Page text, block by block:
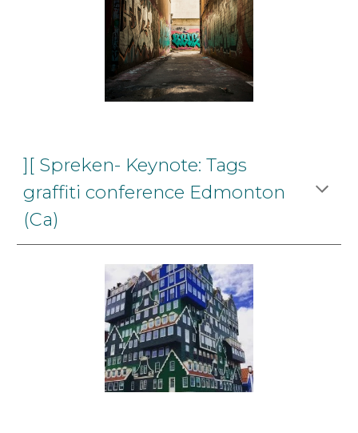
][ Spreken- Keynote: Tags
graffiti conference Edmonton
(Ca)